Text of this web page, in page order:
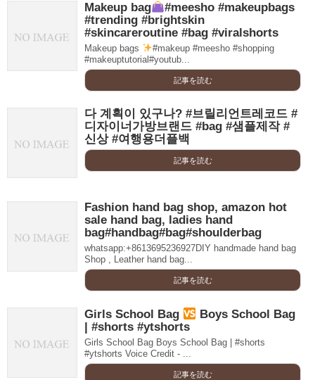
Makeup bag
#meesho #makeupbags
#trending #brightskin
#skincareroutine #bag #viralshorts
Makeup bags
#makeup #meesho #shopping
#makeuptutorial#youtub...
記事を読む
다 계획이 있구나? #브릴리언트레코드 #
디자이너가방브랜드 #bag #샘플제작 #
신상 #여행용더플백
記事を読む
Fashion hand bag shop, amazon hot
sale hand bag, ladies hand
bag#handbag#bag#shoulderbag
whatsapp:+8613695236927DIY handmade hand bag
Shop , Leather hand bag...
記事を読む
Girls School Bag
Boys School Bag
| #shorts #ytshorts
Girls School Bag Boys School Bag | #shorts
#ytshorts Voice Credit - ...
記事を読む